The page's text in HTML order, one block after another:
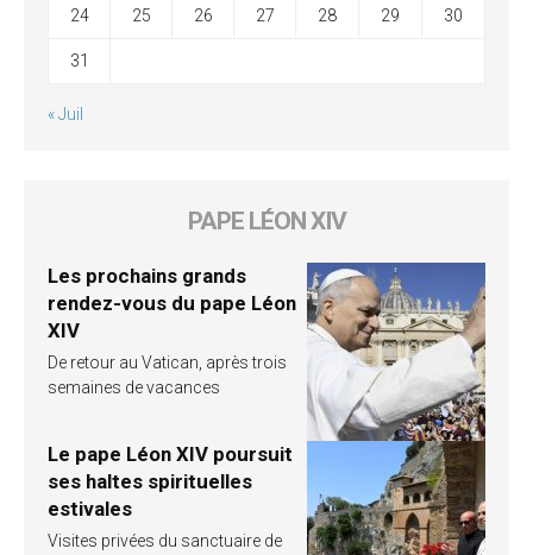
24 25 26 27 28 29 30
31
« Juil
PAPE LÉON XIV
Les prochains grands
rendez-vous du pape Léon
XIV
De retour au Vatican, après trois
semaines de vacances
Le pape Léon XIV poursuit
ses haltes spirituelles
estivales
Visites privées du sanctuaire de